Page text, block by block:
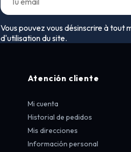
Vous pouvez vous désinscrire à tout
d'utilisation du site.
Atención cliente
Mi cuenta
Historial de pedidos
Mis direcciones
Información personal